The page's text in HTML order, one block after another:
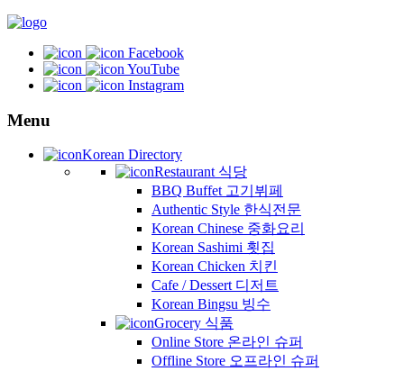
Facebook
YouTube
Instagram
Menu
Korean Directory
Restaurant 식당
BBQ Buffet 고기뷔페
Authentic Style 한식전문
Korean Chinese 중화요리
Korean Sashimi 횟집
Korean Chicken 치킨
Cafe / Dessert 디저트
Korean Bingsu 빙수
Grocery 식품
Online Store 온라인 슈퍼
Offline Store 오프라인 슈퍼